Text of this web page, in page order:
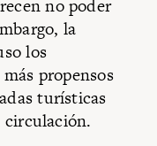
no poder
la
los
propensos
turísticas
circulación.